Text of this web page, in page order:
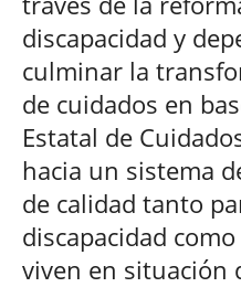
discapacidad y
culminar la
de cuidados en
Estatal de
hacia un sistema
de calidad tanto
discapacidad
viven en situación